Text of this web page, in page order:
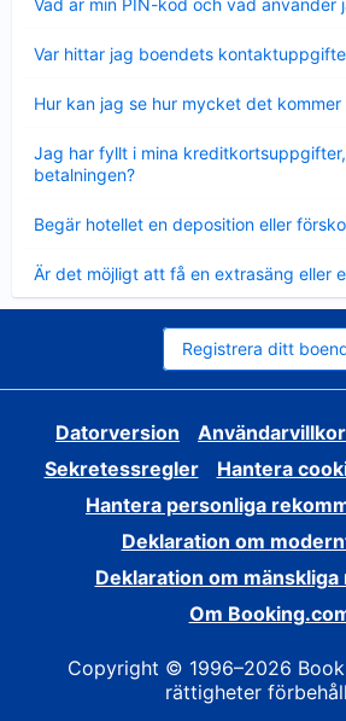
Vad är min PIN-kod och vad använder
mindre
Var hittar jag boendets
mindre
Hur kan jag se hur mycket det
mindre
Jag har fyllt i mina
betalningen?
mindre
Begär hotellet en deposition eller
mindre
Är det möjligt att få en extrasäng eller
mindre
Registrera ditt
Datorversion Användarvillkor
Sekretessregler
Hantera
Hantera personliga
Deklaration om
Deklaration om
Om
Copyright © 1996–2026
rättigheter